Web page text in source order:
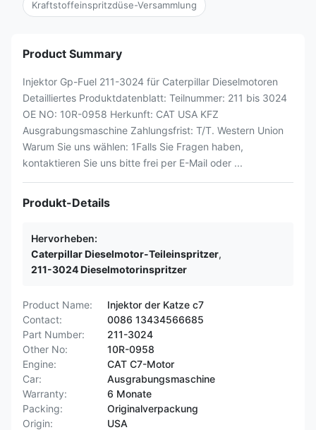
Kraftstoffeinspritzdüse-Versammlung
Product Summary
Injektor Gp-Fuel 211-3024 für Caterpillar Dieselmotoren
Detailliertes Produktdatenblatt: Teilnummer: 211 bis 3024
OE NO: 10R-0958 Herkunft: CAT USA KFZ
Ausgrabungsmaschine Zahlungsfrist: T/T. Western Union
Warum Sie uns wählen: 1Falls Sie Fragen haben,
kontaktieren Sie uns bitte frei per E-Mail oder ...
Produkt-Details
Hervorheben:
Caterpillar Dieselmotor-Teileinspritzer,
211-3024 Dieselmotorinspritzer
Product Name:
Injektor der Katze c7
Contact:
0086 13434566685
Part Number:
211-3024
Other No:
10R-0958
Engine:
CAT C7-Motor
Car:
Ausgrabungsmaschine
Warranty:
6 Monate
Packing:
Originalverpackung
Origin:
USA